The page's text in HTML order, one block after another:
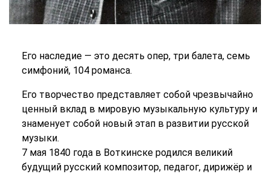
Его наследие — это десять опер, три балета, семь
симфоний, 104 романса.
Его творчество представляет собой чрезвычайно
ценный вклад в мировую музыкальную культуру и
знаменует собой новый этап в развитии русской
музыки.
7 мая 1840 года в Воткинске родился великий
будущий русский композитор, педагог, дирижёр и